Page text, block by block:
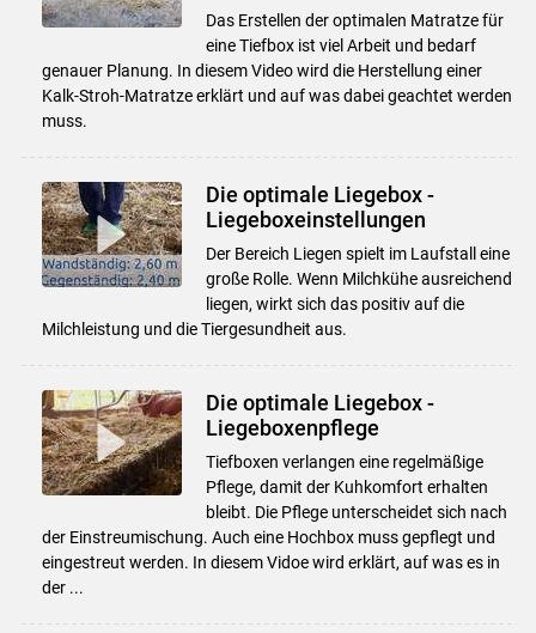
Das Erstellen der optimalen Matratze für
eine Tiefbox ist viel Arbeit und bedarf
genauer Planung. In diesem Video wird die Herstellung einer
Kalk-Stroh-Matratze erklärt und auf was dabei geachtet werden
muss.
Die optimale Liegebox -
Liegeboxeinstellungen
Der Bereich Liegen spielt im Laufstall eine
große Rolle. Wenn Milchkühe ausreichend
liegen, wirkt sich das positiv auf die
Milchleistung und die Tiergesundheit aus.
Die optimale Liegebox -
Liegeboxenpflege
Tiefboxen verlangen eine regelmäßige
Pflege, damit der Kuhkomfort erhalten
bleibt. Die Pflege unterscheidet sich nach
der Einstreumischung. Auch eine Hochbox muss gepflegt und
eingestreut werden. In diesem Vidoe wird erklärt, auf was es in
der ...